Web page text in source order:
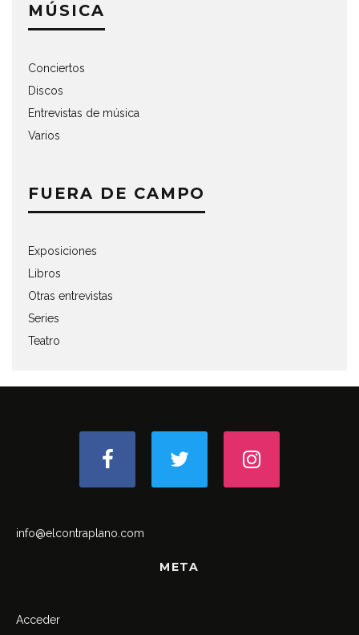
MÚSICA
Conciertos
Discos
Entrevistas de música
Varios
FUERA DE CAMPO
Exposiciones
Libros
Otras entrevistas
Series
Teatro
info@elcontraplano.com
META
Acceder